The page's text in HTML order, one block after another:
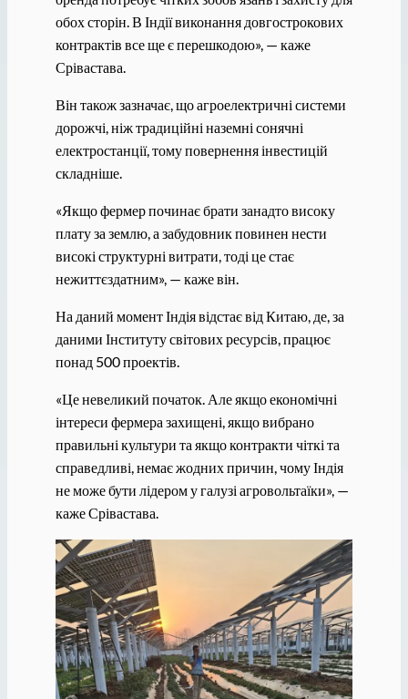
обох сторін. В Індії виконання довгострокових
контрактів все ще є перешкодою», — каже
Срівастава.
Він також зазначає, що агроелектричні системи
дорожчі, ніж традиційні наземні сонячні
електростанції, тому повернення інвестицій
складніше.
«Якщо фермер починає брати занадто високу
плату за землю, а забудовник повинен нести
високі структурні витрати, тоді це стає
нежиттєздатним», — каже він.
На даний момент Індія відстає від Китаю, де, за
даними Інституту світових ресурсів, працює
понад 500 проектів.
«Це невеликий початок. Але якщо економічні
інтереси фермера захищені, якщо вибрано
правильні культури та якщо контракти чіткі та
справедливі, немає жодних причин, чому Індія
не може бути лідером у галузі агровольтаїки», —
каже Срівастава.